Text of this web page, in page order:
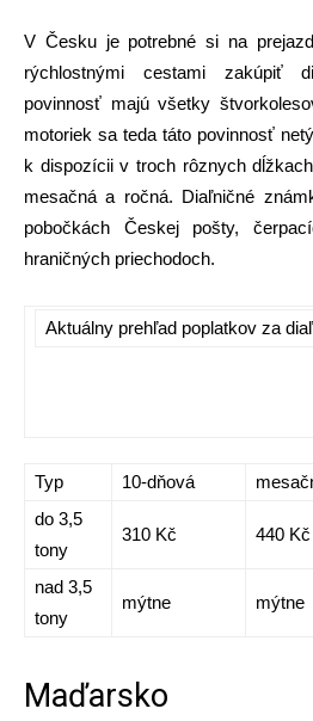
V Česku je potrebné si na
rýchlostnými cestami zakúpiť
povinnosť majú všetky
motoriek sa teda táto povinnosť
k dispozícii v troch rôznych
mesačná a ročná. Diaľničné
pobočkách Českej pošty,
hraničných priechodoch.
Aktuálny prehľad poplatkov za
Typ 10-dňová
do 3,5
tony
310 Kč 440 Kč
nad 3,5
tony
mýtne mýtne
Maďarsko